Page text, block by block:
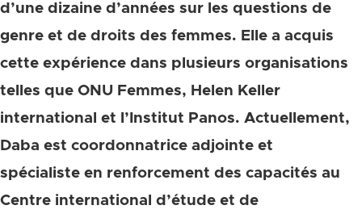
d’une dizaine d’années sur les questions de
genre et de droits des femmes. Elle a acquis
cette expérience dans plusieurs organisations
telles que ONU Femmes, Helen Keller
international et l’Institut Panos. Actuellement,
Daba est coordonnatrice adjointe et
spécialiste en renforcement des capacités au
Centre international d’étude et de